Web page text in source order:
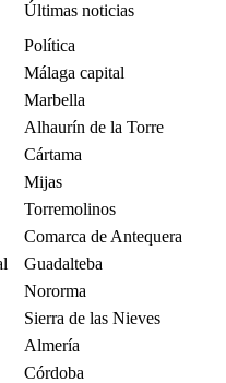
Últimas noticias
Política
Málaga capital
Marbella
Alhaurín de la Torre
Cártama
Mijas
Torremolinos
Comarca de Antequera
Guadalteba
Nororma
Sierra de las Nieves
Almería
Córdoba